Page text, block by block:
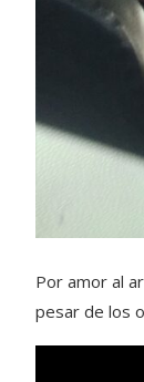
Por amor al
pesar de los